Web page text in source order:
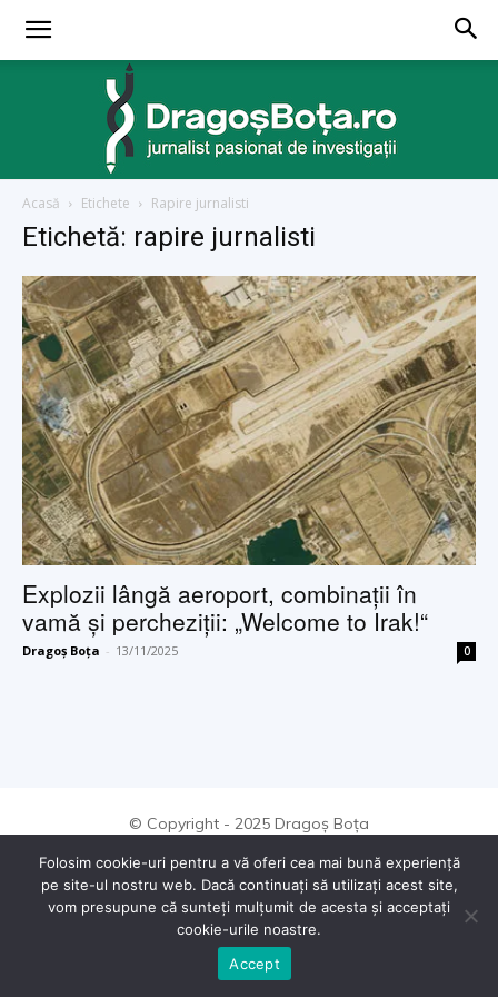
dragosbota.ro
Acasă Etichete Rapire jurnalisti
Etichetă: rapire jurnalisti
Explozii lângă aeroport, combinaţii în
vamă şi percheziţii: „Welcome to Irak!“
Dragoș Boța - 13/11/2025 0
© Copyright - 2025 Dragoș Boța
Folosim cookie-uri pentru a vă oferi cea mai bună experiență
pe site-ul nostru web. Dacă continuați să utilizați acest site,
vom presupune că sunteți mulțumit de acesta și acceptați
cookie-urile noastre.
Accept